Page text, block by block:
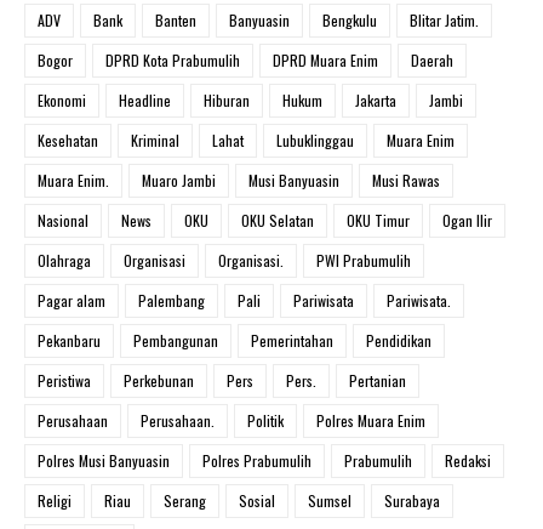
ADV Bank Banten Banyuasin Bengkulu
Blitar Jatim.
Bogor
DPRD Kota Prabumulih DPRD Muara Enim
Daerah
Ekonomi
Headline Hiburan Hukum Jakarta
Jambi
Kesehatan
Kriminal Lahat Lubuklinggau
Muara Enim
Muara Enim.
Muaro Jambi Musi Banyuasin
Musi Rawas
Nasional
News OKU OKU Selatan OKU Timur
Ogan Ilir
Olahraga
Organisasi Organisasi.
PWI Prabumulih
Pagar alam
Palembang Pali Pariwisata
Pariwisata.
Pekanbaru
Pembangunan Pemerintahan
Pendidikan
Peristiwa
Perkebunan Pers Pers.
Pertanian
Perusahaan
Perusahaan. Politik
Polres Muara Enim
Polres Musi Banyuasin
Polres Prabumulih Prabumulih
Redaksi
Religi
Riau Serang Sosial Sumsel
Surabaya